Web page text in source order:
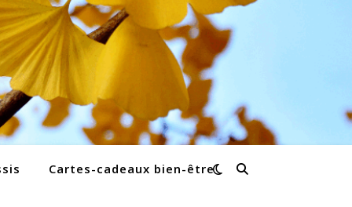
Cartes-cadeaux bien-être